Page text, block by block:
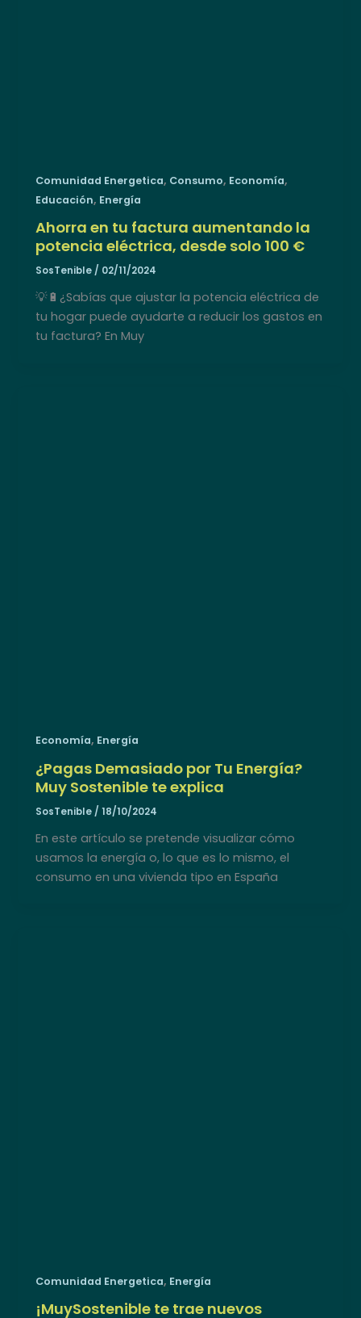
Comunidad Energetica, Consumo, Economía,
Educación, Energía
Ahorra en tu factura aumentando la
potencia eléctrica, desde solo 100 €
SosTenible/ 02/11/2024
💡🔋¿Sabías que ajustar la potencia eléctrica de
tu hogar puede ayudarte a reducir los gastos en
tu factura? En Muy
Economía, Energía
¿Pagas Demasiado por Tu Energía?
Muy Sostenible te explica
SosTenible /18/10/2024
En este artículo se pretende visualizar cómo
usamos la energía o, lo que es lo mismo, el
consumo en una vivienda tipo en España
Comunidad Energetica, Energía
¡MuySostenible te trae nuevos